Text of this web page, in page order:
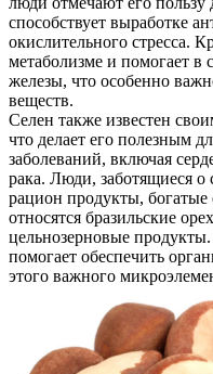
способствует выработке
окислительного стресса.
метаболизме и помогает в
железы, что особенно
веществ.
Селен также известен
что делает его полезным
заболеваний, включая
рака. Люди, заботящиеся о
рацион продукты,
относятся бразильские
цельнозерновые
помогает обеспечить
этого важного